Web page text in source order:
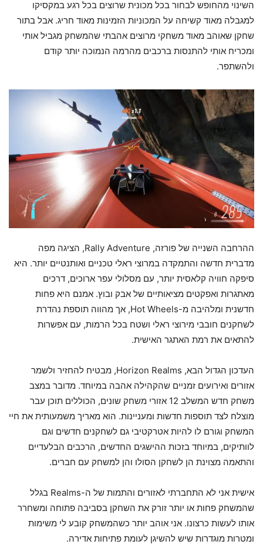
השינוי מהחופש לבחור בכל מכונית שרוצים בכל רגע במקסיקו
למגבלה מאוד קשיחה על המכוניות הזמינות מאוד חריג. אבל בתור
שחקן שאוהב מאוד משחקי מרוצים אהבתי שהמשחק מגביל אותי
ומכריח אותי להתנסות ברכבים מהרמה הנמוכה יותר קודם
ולהשתפר.
ההרחבה השנייה של פורזה, Rally Adventure, הציגה מפה
מדברית חדשה והתמקדה במרוצי ראלי טכניים ואותנטיים יותר. היא
סיפקה חוויה קלאסית יותר, עם מסלולי עפר ארוכים, דרכים
מאתגרות ואפקטים מציאותיים של אבק ובוץ. אמנם היא פחות
חדשנית ומלהיבה מ-Hot Wheels, אך מהווה תוספת נהדרת
לשחקנים חובבי מירוצי ראלי ושטח בכל הרמות, עם אפשרות
להתאים את רמת האתגר האישית.
העדכון הגדול הבא, Horizon Realms, מבטיח להחזיר ולשמר
אזורים ואירועים זמניים שהקהילה אהבה במיוחד. מדובר במצב
משחק חדש המשלב 12 אזורי משחק שונים, הכוללים תוכן עבר
מוצלח לצד תוספות חדשות ומעניינות. הוא מאריך משמעותית את חיי
המשחק וגורם לו להיות אטרקטיבי גם לשחקנים חדשים וגם
לוותיקים, במיוחד בזכות ההישגים החדשים, הרכבים הבלעדיים
והתאמה מצוינת הן לשחקן הסולו והן למשחק עם חברים.
אישית אני לא התחברתי לאזורים והתמות של ה-Realms בגלל
שהמשחק פחות או יותר זורק את השחקן בסביבה פתוחה ומשחרר
אותו לעשות כרצונו. אני אוהב יותר כשהמשחק קובע לי משימות
ומטרות מוגדרות שיש להשיגן לעומת פתיחות אדירה.